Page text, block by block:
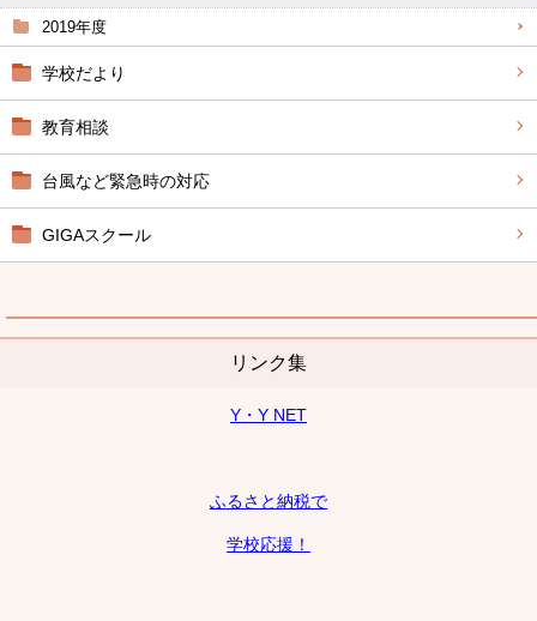
2019年度
学校だより
教育相談
台風など緊急時の対応
GIGAスクール
リンク集
Y・Y NET
ふるさと納税で
学校応援！